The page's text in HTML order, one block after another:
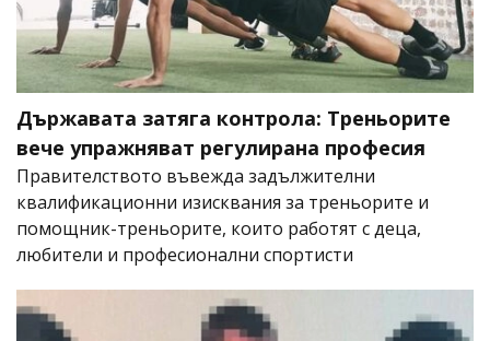
Държавата затяга контрола: Треньорите
вече упражняват регулирана професия
Правителството въвежда задължителни
квалификационни изисквания за треньорите и
помощник-треньорите, които работят с деца,
любители и професионални спортисти